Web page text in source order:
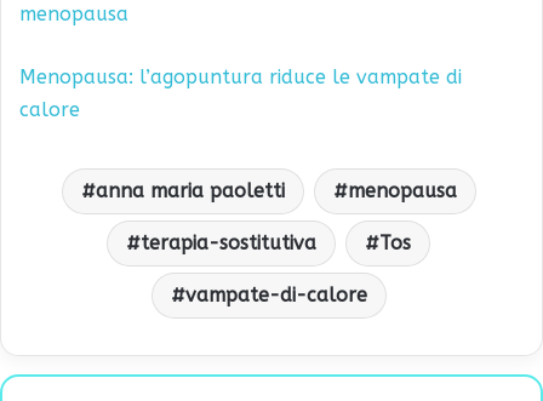
menopausa
Menopausa: l’agopuntura riduce le vampate di
calore
anna maria paoletti menopausa
terapia-sostitutiva Tos
vampate-di-calore